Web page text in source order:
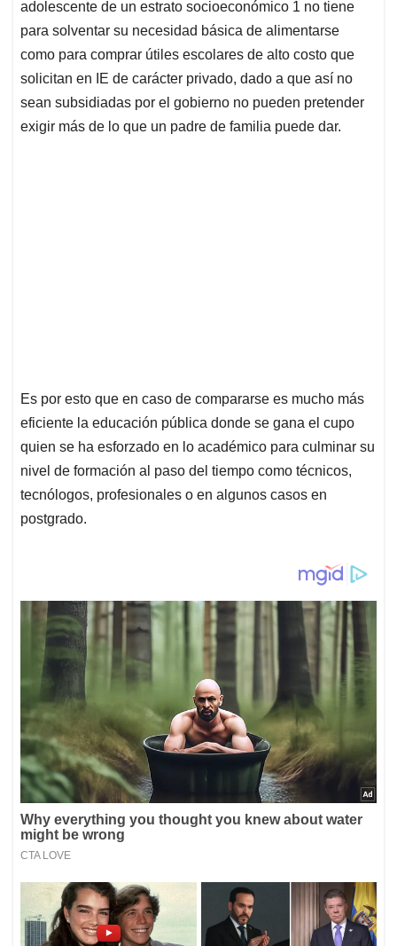
adolescente de un estrato socioeconómico 1 no tiene
para solventar su necesidad básica de alimentarse
como para comprar útiles escolares de alto costo que
solicitan en IE de carácter privado, dado a que así no
sean subsidiadas por el gobierno no pueden pretender
exigir más de lo que un padre de familia puede dar.
Es por esto que en caso de compararse es mucho más
eficiente la educación pública donde se gana el cupo
quien se ha esforzado en lo académico para culminar su
nivel de formación al paso del tiempo como técnicos,
tecnólogos, profesionales o en algunos casos en
postgrado.